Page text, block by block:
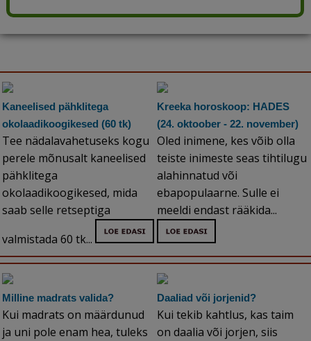
Kaneelised pähklitega
okolaadikoogikesed (60 tk)
Tee nädalavahetuseks kogu
perele mõnusalt kaneelised
pähklitega
okolaadikoogikesed, mida
saab selle retseptiga
valmistada 60 tk...
Kreeka horoskoop: HADES
(24. oktoober - 22. november)
Oled inimene, kes võib olla
teiste inimeste seas tihtilugu
alahinnatud või
ebapopulaarne. Sulle ei
meeldi endast rääkida...
Milline madrats valida?
Kui madrats on määrdunud
ja uni pole enam hea, tuleks
Daaliad või jorjenid?
Kui tekib kahtlus, kas taim
on daalia või jorjen, siis